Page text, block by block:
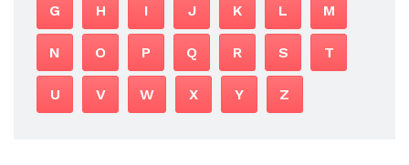
G H I J K L M
N O P Q R S T
U V W X Y Z